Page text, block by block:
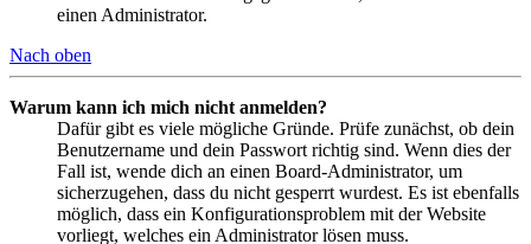
einen Administrator.
Nach oben
Warum kann ich mich nicht anmelden?
Dafür gibt es viele mögliche Gründe. Prüfe zunächst, ob dein
Benutzername und dein Passwort richtig sind. Wenn dies der
Fall ist, wende dich an einen Board-Administrator, um
sicherzugehen, dass du nicht gesperrt wurdest. Es ist ebenfalls
möglich, dass ein Konfigurationsproblem mit der Website
vorliegt, welches ein Administrator lösen muss.